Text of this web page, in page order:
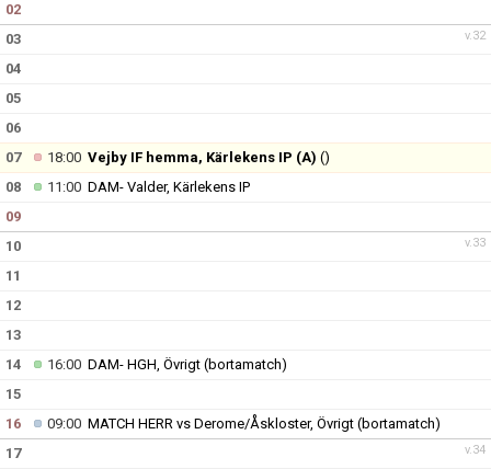
02
v.32
03
04
05
06
07
18:00 Vejby IF hemma, Kärlekens IP (A) ()
08
11:00 DAM- Valder, Kärlekens IP
09
v.33
10
11
12
13
14
16:00 DAM- HGH, Övrigt (bortamatch)
15
16
09:00 MATCH HERR vs Derome/Åskloster, Övrigt (bortamatch)
v.34
17